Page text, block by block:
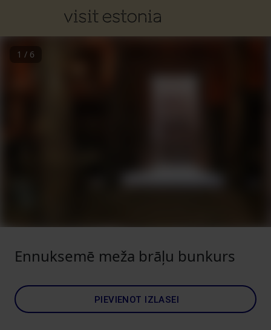
1 / 6
Ennuksemē meža brāļu bunkurs
PIEVIENOT IZLASEI